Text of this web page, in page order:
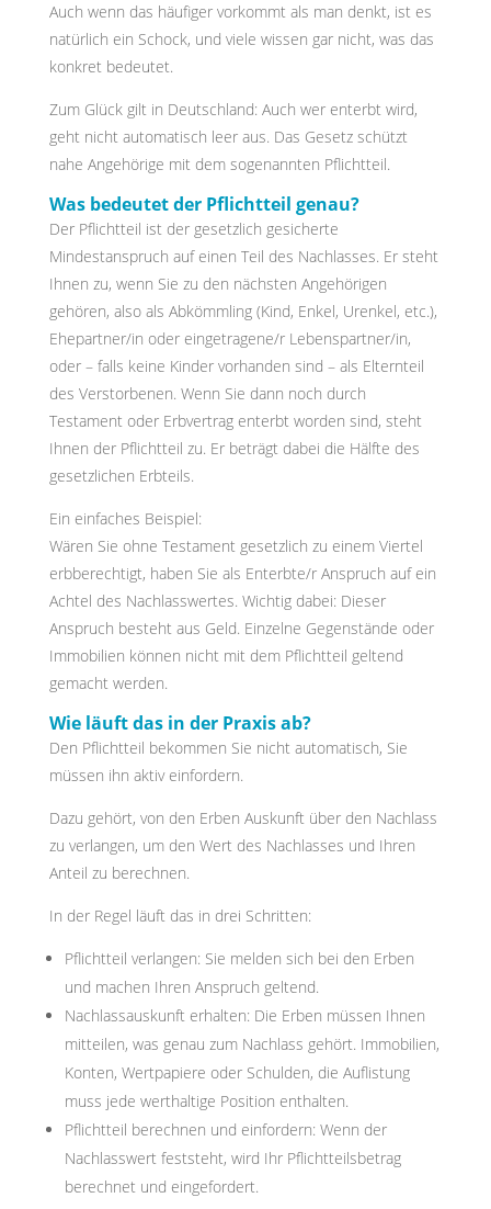
Auch wenn das häufiger vorkommt als man denkt, ist es
natürlich ein Schock, und viele wissen gar nicht, was das
konkret bedeutet.
Zum Glück gilt in Deutschland: Auch wer enterbt wird,
geht nicht automatisch leer aus. Das Gesetz schützt
nahe Angehörige mit dem sogenannten Pflichtteil.
Was bedeutet der Pflichtteil genau?
Der Pflichtteil ist der gesetzlich gesicherte
Mindestanspruch auf einen Teil des Nachlasses. Er steht
Ihnen zu, wenn Sie zu den nächsten Angehörigen
gehören, also als Abkömmling (Kind, Enkel, Urenkel, etc.),
Ehepartner/in oder eingetragene/r Lebenspartner/in,
oder – falls keine Kinder vorhanden sind – als Elternteil
des Verstorbenen. Wenn Sie dann noch durch
Testament oder Erbvertrag enterbt worden sind, steht
Ihnen der Pflichtteil zu. Er beträgt dabei die Hälfte des
gesetzlichen Erbteils.
Ein einfaches Beispiel:
Wären Sie ohne Testament gesetzlich zu einem Viertel
erbberechtigt, haben Sie als Enterbte/r Anspruch auf ein
Achtel des Nachlasswertes. Wichtig dabei: Dieser
Anspruch besteht aus Geld. Einzelne Gegenstände oder
Immobilien können nicht mit dem Pflichtteil geltend
gemacht werden.
Wie läuft das in der Praxis ab?
Den Pflichtteil bekommen Sie nicht automatisch, Sie
müssen ihn aktiv einfordern.
Dazu gehört, von den Erben Auskunft über den Nachlass
zu verlangen, um den Wert des Nachlasses und Ihren
Anteil zu berechnen.
In der Regel läuft das in drei Schritten:
Pflichtteil verlangen: Sie melden sich bei den Erben
und machen Ihren Anspruch geltend.
Nachlassauskunft erhalten: Die Erben müssen Ihnen
mitteilen, was genau zum Nachlass gehört. Immobilien,
Konten, Wertpapiere oder Schulden, die Auflistung
muss jede werthaltige Position enthalten.
Pflichtteil berechnen und einfordern: Wenn der
Nachlasswert feststeht, wird Ihr Pflichtteilsbetrag
berechnet und eingefordert.